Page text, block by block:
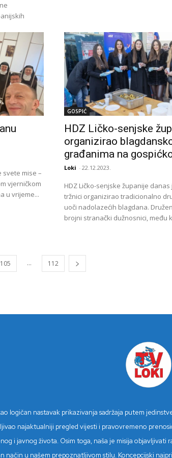
svete mise –
vjerničkom
u vrijeme...
GOSPIĆ
HDZ Ličko-senjske
organizirao
građanima na
Loki - 22.12.2023.
HDZ Ličko-senjske županije
tržnici organizirao tradicionalno
uoči nadolazećih blagdana.
brojni stranački dužnosnici, među
105 ... 112
logičan nastavak prikazivanja sadržaja putem
najaktualniji pregled vijesti i pravovremeno
i javnog života. Osim toga, naša je misija
način u našem prepoznatljivom stilu. Koncepcijski